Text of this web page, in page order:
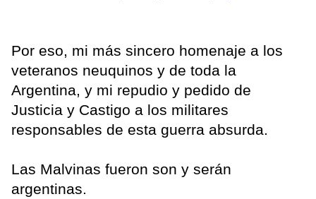
Por eso, mi más sincero homenaje a los
veteranos neuquinos y de toda la
Argentina, y mi repudio y pedido de
Justicia y Castigo a los militares
responsables de esta guerra absurda.
Las Malvinas fueron son y serán
argentinas.